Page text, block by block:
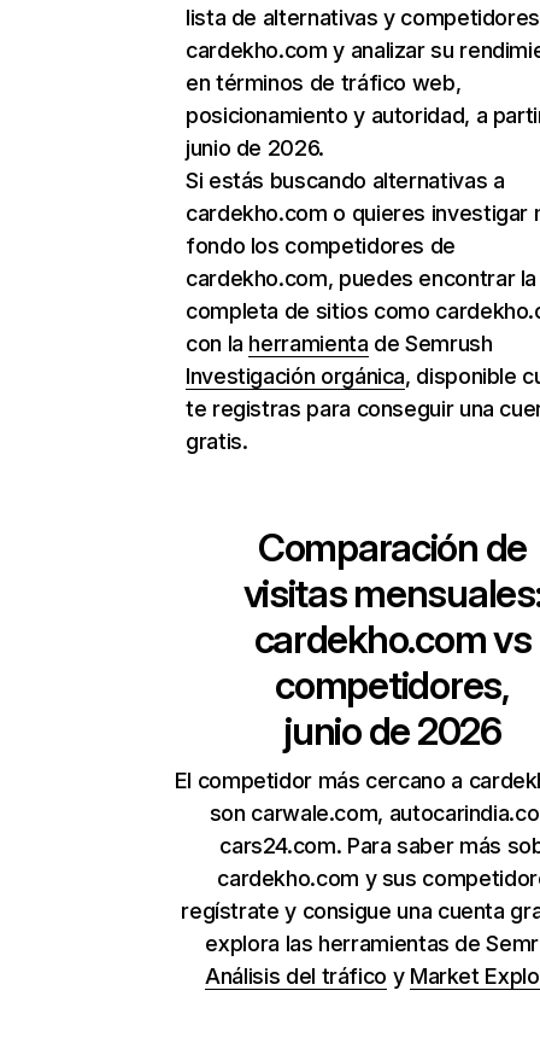
lista de alternativas y
cardekho.com y analizar su
en términos de tráfico web,
posicionamiento y autoridad, a
junio de 2026.
Si estás buscando alternativas a
cardekho.com o quieres investigar
fondo los competidores de
cardekho.com, puedes encontrar
completa de sitios como
con la herramienta de Semrush
Investigación orgánica, disponible
te registras para conseguir una
gratis.
Comparación de
visitas
cardekho.comvs
competidores,
junio de 2026
El competidor más cercano a
son carwale.com,
cars24.com. Para saber más
cardekho.com y sus
regístrate y consigue una cuenta
explora las herramientas de
Análisis del tráfico y Market